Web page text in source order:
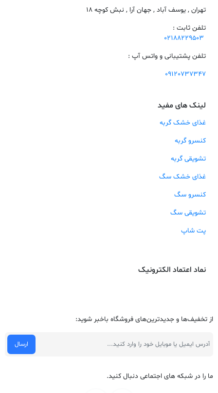
تهران , یوسف آباد , جهان آرا , نبش کوچه 18
تلفن ثابت :
02188229503
تلفن پشتیبانی و واتس آپ :
09120737347
لینک های مفید
غذای خشک گربه
کنسرو گربه
تشویقی گربه
غذای خشک سگ
کنسرو سگ
تشویقی سگ
پت شاپ
نماد اعتماد الکترونیک
از تخفیف‌ها و جدیدترین‌های فروشگاه باخبر شوید:
ما را در شبکه های اجتماعی دنبال کنید.